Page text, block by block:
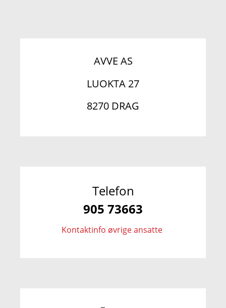
AVVE AS
LUOKTA 27
8270 DRAG
Telefon
905 73663
Kontaktinfo øvrige ansatte